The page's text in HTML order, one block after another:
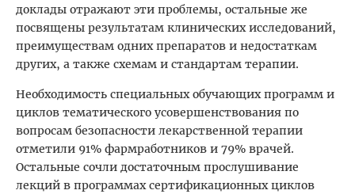
доклады отражают эти проблемы, остальные же
посвящены результатам клинических исследований,
преимуществам одних препаратов и недостаткам
других, а также схемам и стандартам терапии.
Необходимость специальных обучающих программ и
циклов тематического усовершенствования по
вопросам безопасности лекарственной терапии
отметили 91% фармработников и 79% врачей.
Остальные сочли достаточным прослушивание
лекций в программах сертификационных циклов